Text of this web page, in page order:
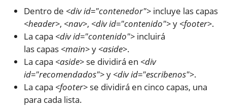
Dentro de <div id="contenedor"> incluye las capas
<header>, <nav>, <div id="contenido">y <footer>.
La capa <div id="contenido"> incluirá
las capas <main>y <aside>.
La capa <aside> se dividirá en <div
id="recomendados">y <div id="escribenos">.
La capa <footer> se dividirá en cinco capas, una
para cada lista.